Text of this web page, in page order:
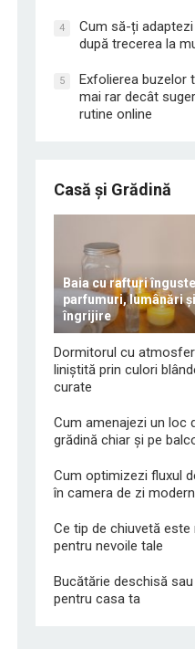
4
Cum să-ți
după trecerea la
5
Exfolierea buzelor
mai rar decât
rutine online
Casă și Grădină
Baia cu rafturi
parfumuri, lumânări
îngrijire
Dormitorul cu
liniștită prin culori
curate
Cum amenajezi un loc
grădină chiar și pe
Cum optimizezi fluxul
în camera de zi
Ce tip de chiuvetă
pentru nevoile tale
Bucătărie deschisă
pentru casa ta